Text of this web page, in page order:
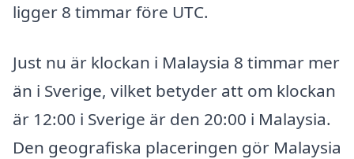
ligger 8 timmar före UTC.
Just nu är klockan i Malaysia 8 timmar mer
än i Sverige, vilket betyder att om klockan
är 12:00 i Sverige är den 20:00 i Malaysia.
Den geografiska placeringen gör Malaysia